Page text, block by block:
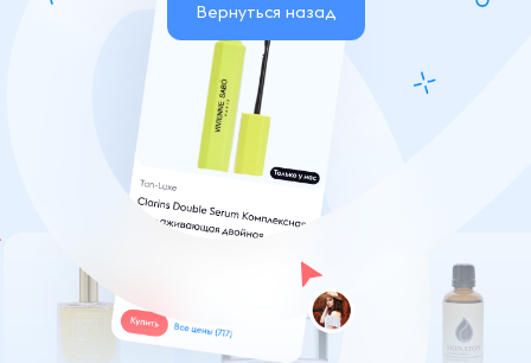
Вернуться назад